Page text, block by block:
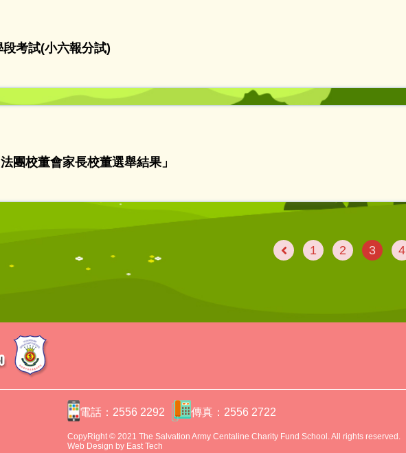
考試(小六報分試)
團校董會家長校董選舉結果」
1 2 3 4
電話：2556 2292 傳真：2556 2722
CopyRight © 2021 The Salvation Army Centaline Charity Fund School. All rights reserved.
Web Design by East Tech